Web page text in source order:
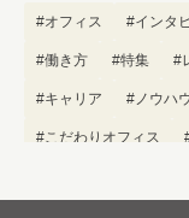
#オフィス #インタ
#働き方 #特集 #
#キャリア #ノウハ
#こだわりオフィス